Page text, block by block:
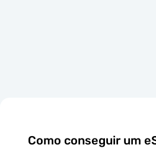
Como conseguir um